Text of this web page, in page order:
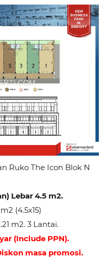
Ruko The Icon Blok N
Lebar 4.5 m2.
(4.5x15)
m2. 3 Lantai.
(Include PPN).
masa promosi.